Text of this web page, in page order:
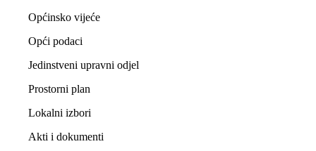
Općinsko vijeće
Opći podaci
Jedinstveni upravni odjel
Prostorni plan
Lokalni izbori
Akti i dokumenti